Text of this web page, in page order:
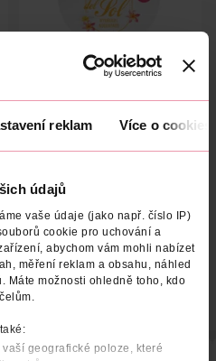
reklam Více o cookies
údajů
vaše údaje (jako např. číslo IP)
cookie pro uchování a
abychom vám mohli nabízet
měření reklam a obsahu, náhled
Máte možnosti ohledně toho, kdo
geografické poloze, které
Polštářky pod oči Amor del
Sol
DO KOŠÍKU
Obj. č.: 1508352
POČET VYROBENO V